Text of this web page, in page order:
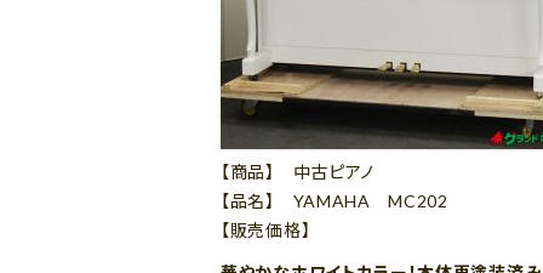
【商品】 中古ピアノ
【品名】 YAMAHA MC202
【販売価格】